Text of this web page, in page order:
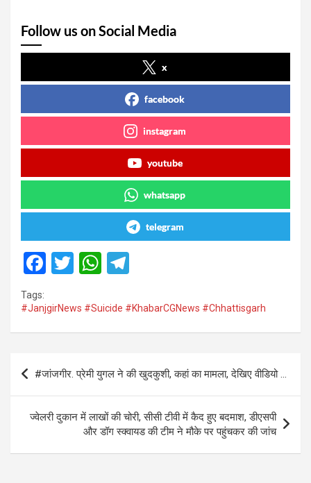
Follow us on Social Media
x
facebook
instagram
youtube
whatsapp
telegram
F
ce
b
o
k
T
tt
er
W
at
s
p
p
e
gr
m
Tags:
#JanjgirNews #Suicide #KhabarCGNews #Chhattisgarh
Post
navigation
#जांजगीर. प्रेमी युगल ने की खुदकुशी, कहां का मामला, देखिए वीडियो …
ज्वेलरी दुकान में लाखों की चोरी, सीसी टीवी में कैद हुए बदमाश, डीएसपी
और डॉग स्क्वायड की टीम ने मौके पर पहुंचकर की जांच